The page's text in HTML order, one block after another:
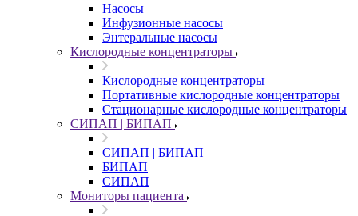
Насосы
Инфузионные насосы
Энтеральные насосы
Кислородные концентраторы
Кислородные концентраторы
Портативные кислородные концентраторы
Стационарные кислородные концентраторы
СИПАП | БИПАП
СИПАП | БИПАП
БИПАП
СИПАП
Мониторы пациента